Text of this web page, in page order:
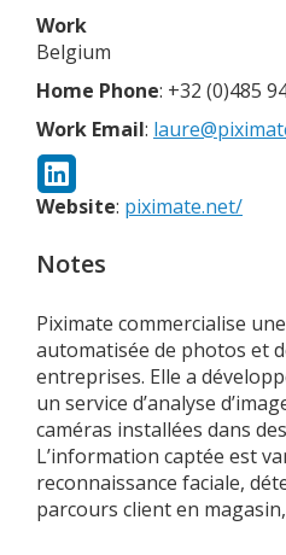
Work
Belgium
Home Phone: +32 (0)485
Work Email:
Website: piximate.net/
Notes
Piximate commercialise
automatisée de photos et
entreprises. Elle a
un service d’analyse
caméras installées dans
L’information captée est
reconnaissance faciale,
parcours client en